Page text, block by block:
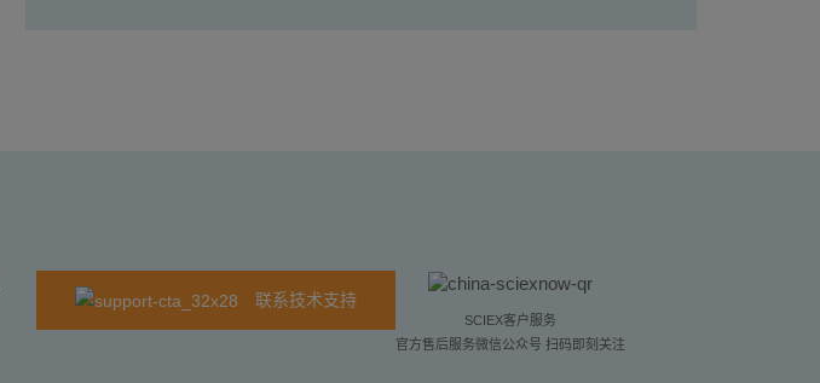
联系技术支持
SCIEX客户服务
官方售后服务微信公众号 扫码即刻关注